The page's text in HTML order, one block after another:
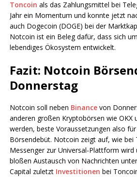
Toncoin als das Zahlungsmittel bei
Jahr ein Momentum und konnte jetzt
auch Dogecoin (DOGE) bei der
Notcoin ist ein Beleg dafür, dass sich
lebendiges Ökosystem entwickelt.
Fazit: Notcoin
Donnerstag
Notcoin soll neben Binance von
anderen großen Kryptobörsen wie OKX
werden, beste Voraussetzungen also
Börsendebüt. Notcoin zeigt auf, wie bei
Messenger zur Universal-Plattform wird
bloßen Austausch von Nachrichten
Capital zuletzt Investitionen bei